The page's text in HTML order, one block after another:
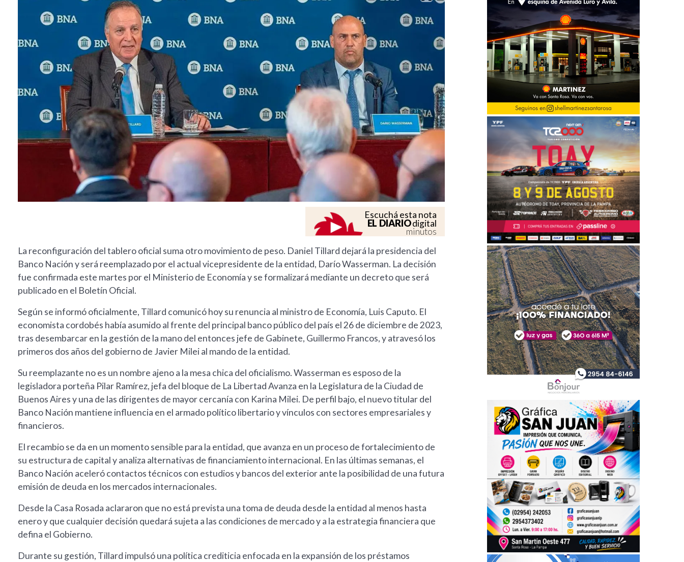
Escuchá esta nota
EL DIARIOdigital
minutos
La reconfiguración del tablero oficial suma otro movimiento de peso. Daniel Tillard dejará la presidencia del
Banco Nación y será reemplazado por el actual vicepresidente de la entidad, Darío Wasserman. La decisión
fue confirmada este martes por el Ministerio de Economía y se formalizará mediante un decreto que será
publicado en el Boletín Oficial.
Según se informó oficialmente, Tillard comunicó hoy su renuncia al ministro de Economía, Luis Caputo. El
economista cordobés había asumido al frente del principal banco público del país el 26 de diciembre de 2023,
tras desembarcar en la gestión de la mano del entonces jefe de Gabinete, Guillermo Francos, y atravesó los
primeros dos años del gobierno de Javier Milei al mando de la entidad.
Su reemplazante no es un nombre ajeno a la mesa chica del oficialismo. Wasserman es esposo de la
legisladora porteña Pilar Ramírez, jefa del bloque de La Libertad Avanza en la Legislatura de la Ciudad de
Buenos Aires y una de las dirigentes de mayor cercanía con Karina Milei. De perfil bajo, el nuevo titular del
Banco Nación mantiene influencia en el armado político libertario y vínculos con sectores empresariales y
financieros.
El recambio se da en un momento sensible para la entidad, que avanza en un proceso de fortalecimiento de
su estructura de capital y analiza alternativas de financiamiento internacional. En las últimas semanas, el
Banco Nación aceleró contactos técnicos con estudios y bancos del exterior ante la posibilidad de una futura
emisión de deuda en los mercados internacionales.
Desde la Casa Rosada aclararon que no está prevista una toma de deuda desde la entidad al menos hasta
enero y que cualquier decisión quedará sujeta a las condiciones de mercado y a la estrategia financiera que
defina el Gobierno.
Durante su gestión, Tillard impulsó una política crediticia enfocada en la expansión de los préstamos